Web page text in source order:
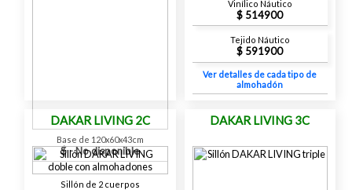
Base de 120x60x43cm
- No disponible
Vinílico Náutico
514900
Tejido Náutico
591900
Ver detalles de cada tipo de
almohadón
DAKAR LIVING 2C
Sillón de 2 cuerpos
DAKAR LIVING 3C